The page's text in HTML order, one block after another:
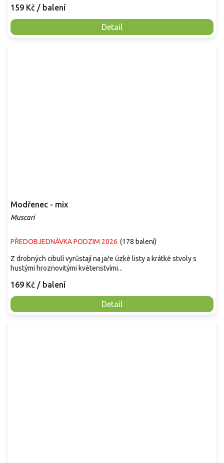
159 Kč / balení
Detail
Modřenec - mix
Muscari
PŘEDOBJEDNÁVKA PODZIM 2026 (178 balení)
169 Kč / balení
Detail
Z drobných cibulí vyrůstají na jaře úzké listy a krátké stvoly s
hustými hroznovitými květenstvími...